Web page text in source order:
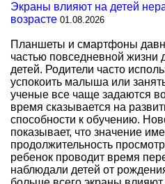
Экраны влияют на детей
возрасте 01.08.2026
Планшеты и смартфоны
частью повседневной жизни
детей. Родители часто
успокоить малыша или
ученые все чаще задаются
время сказывается на
способности к обучению.
показывает, что значение
продолжительность
ребенок проводит время
наблюдали детей от